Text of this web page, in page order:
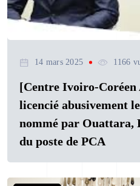
14 mars 2025 1166
[Centre Ivoiro-
licencié abusivement
nommé par Ouattara,
du poste de PCA